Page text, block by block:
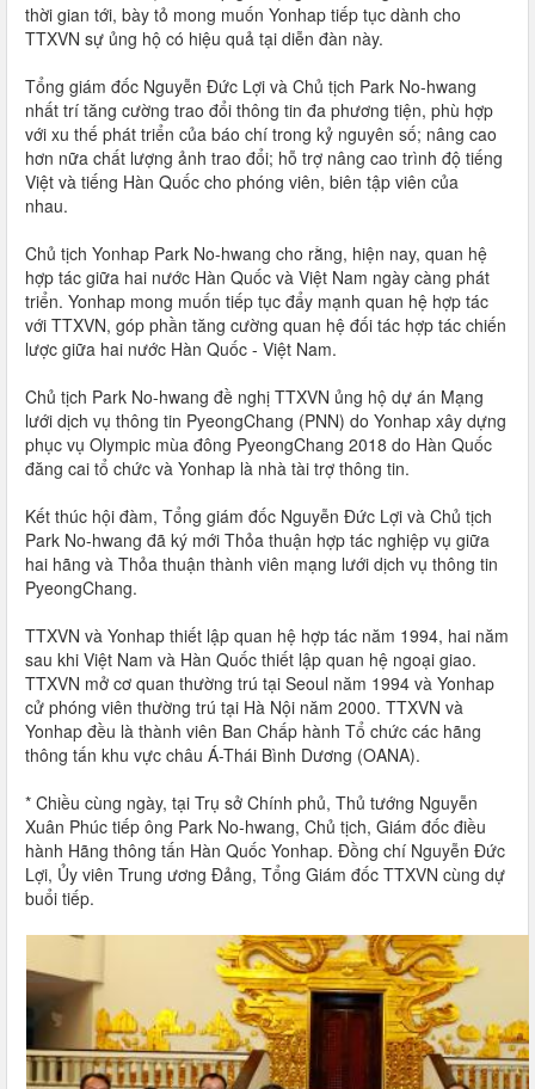
thời gian tới, bày tỏ mong muốn Yonhap tiếp tục dành cho
TTXVN sự ủng hộ có hiệu quả tại diễn đàn này.
Tổng giám đốc Nguyễn Đức Lợi và Chủ tịch Park No-hwang
nhất trí tăng cường trao đổi thông tin đa phương tiện, phù hợp
với xu thế phát triển của báo chí trong kỷ nguyên số; nâng cao
hơn nữa chất lượng ảnh trao đổi; hỗ trợ nâng cao trình độ tiếng
Việt và tiếng Hàn Quốc cho phóng viên, biên tập viên của
nhau.
Chủ tịch Yonhap Park No-hwang cho rằng, hiện nay, quan hệ
hợp tác giữa hai nước Hàn Quốc và Việt Nam ngày càng phát
triển. Yonhap mong muốn tiếp tục đẩy mạnh quan hệ hợp tác
với TTXVN, góp phần tăng cường quan hệ đối tác hợp tác chiến
lược giữa hai nước Hàn Quốc - Việt Nam.
Chủ tịch Park No-hwang đề nghị TTXVN ủng hộ dự án Mạng
lưới dịch vụ thông tin PyeongChang (PNN) do Yonhap xây dựng
phục vụ Olympic mùa đông PyeongChang 2018 do Hàn Quốc
đăng cai tổ chức và Yonhap là nhà tài trợ thông tin.
Kết thúc hội đàm, Tổng giám đốc Nguyễn Đức Lợi và Chủ tịch
Park No-hwang đã ký mới Thỏa thuận hợp tác nghiệp vụ giữa
hai hãng và Thỏa thuận thành viên mạng lưới dịch vụ thông tin
PyeongChang.
TTXVN và Yonhap thiết lập quan hệ hợp tác năm 1994, hai năm
sau khi Việt Nam và Hàn Quốc thiết lập quan hệ ngoại giao.
TTXVN mở cơ quan thường trú tại Seoul năm 1994 và Yonhap
cử phóng viên thường trú tại Hà Nội năm 2000. TTXVN và
Yonhap đều là thành viên Ban Chấp hành Tổ chức các hãng
thông tấn khu vực châu Á-Thái Bình Dương (OANA).
* Chiều cùng ngày, tại Trụ sở Chính phủ, Thủ tướng Nguyễn
Xuân Phúc tiếp ông Park No-hwang, Chủ tịch, Giám đốc điều
hành Hãng thông tấn Hàn Quốc Yonhap. Đồng chí Nguyễn Đức
Lợi, Ủy viên Trung ương Đảng, Tổng Giám đốc TTXVN cùng dự
buổi tiếp.